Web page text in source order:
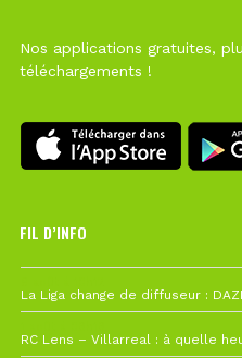
Nos applications gratuites,
téléchargements !
FIL D’INFO